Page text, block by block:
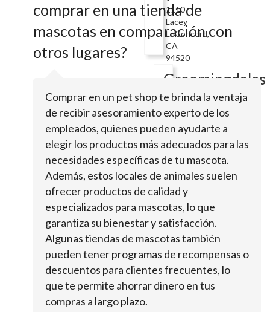
1110
Lacey
LnConcord,
CA
94520
Groomingdales
4475
Treat
Blvd
CConcord,
CA
94521
Clip-
N-
Clean
4375
comprar en una tienda de
mascotas en comparación con
otros lugares?
Comprar en un pet shop te brinda la ventaja
de recibir asesoramiento experto de los
empleados, quienes pueden ayudarte a
elegir los productos más adecuados para las
necesidades específicas de tu mascota.
Además, estos locales de animales suelen
ofrecer productos de calidad y
especializados para mascotas, lo que
garantiza su bienestar y satisfacción.
Algunas tiendas de mascotas también
pueden tener programas de recompensas o
descuentos para clientes frecuentes, lo
que te permite ahorrar dinero en tus
compras a largo plazo.